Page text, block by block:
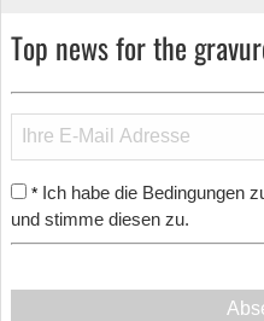
Top news for the
* Ich habe die Bedingungen
und stimme diesen zu.